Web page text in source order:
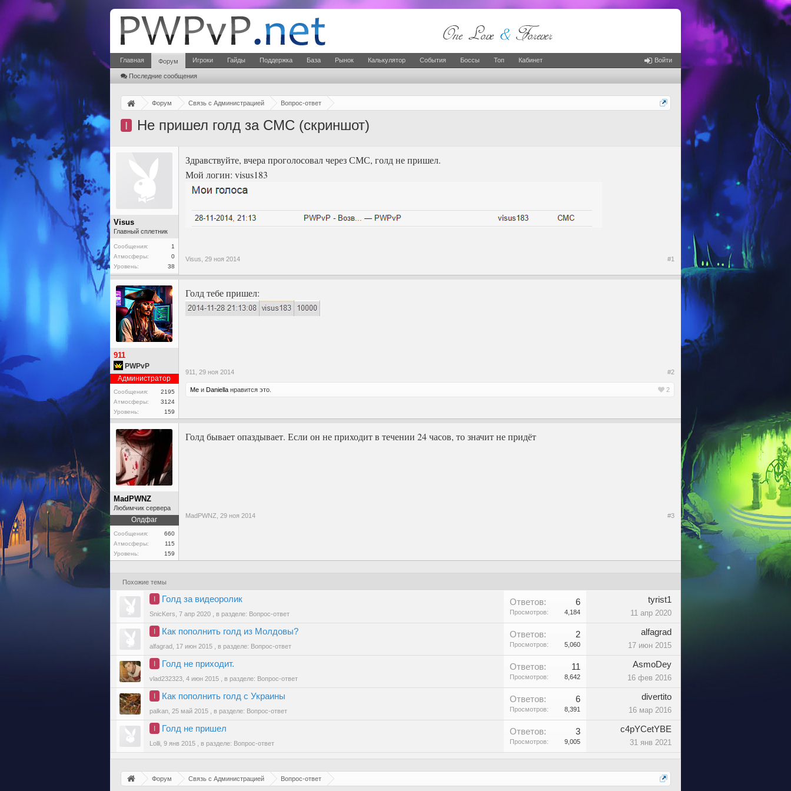
Главная Форум
Последние сообщения
Игроки Гайды Поддержка База Рынок Калькулятор События Боссы Топ Кабинет Войти
Форум Связь с Администрацией Вопрос-ответ
I Не пришел голд за СМС (скриншот)
Visus
Главный сплетник
Сообщения:
1
Атмосферы:
0
Уровень:
38
Здравствуйте, вчера проголосовал через СМС, голд не пришел.
Мой логин: visus183
Visus, 29 ноя 2014 #1
911
PWPvP
Администратор
Сообщения:
2195
Атмосферы:
3124
Уровень:
159
Голд тебе пришел:
911, 29 ноя 2014 #2
Мe и Daniella нравится это. 2
MadPWNZ
Любимчик сервера
Олдфаг
Сообщения:
660
Атмосферы:
115
Уровень:
159
Голд бывает опаздывает. Если он не приходит в течении 24 часов, то значит не придёт
MadPWNZ, 29 ноя 2014 #3
Похожие темы
I Голд за видеоролик
SnicKers 7 апр 2020 , в разделе: Вопрос-ответ
Ответов: 6
Просмотров: 4,184
tyrist1
11 апр 2020
I Как пополнить голд из Молдовы?
alfagrad 17 июн 2015 , в разделе: Вопрос-ответ
Ответов: 2
Просмотров: 5,060
alfagrad
17 июн 2015
I Голд не приходит.
vlad232323 4 июн 2015 , в разделе: Вопрос-ответ
Ответов: 11
Просмотров: 8,642
AsmoDey
16 фев 2016
I Как пополнить голд с Украины
palkan 25 май 2015 , в разделе: Вопрос-ответ
Ответов: 6
Просмотров: 8,391
divertito
16 мар 2016
I Голд не пришел
Lolli 9 янв 2015 , в разделе: Вопрос-ответ
Ответов: 3
Просмотров: 9,005
c4pYCetYBE
31 янв 2021
Форум Связь с Администрацией Вопрос-ответ